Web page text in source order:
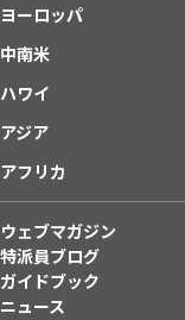
ヨーロッパ
中南米
ハワイ
アジア
アフリカ
ウェブマガジン
特派員ブログ
ガイドブック
ニュース